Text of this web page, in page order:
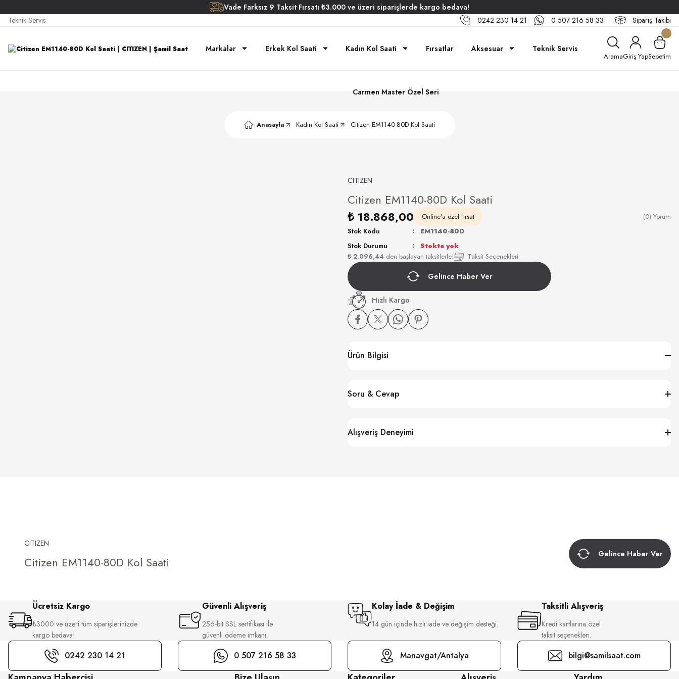
Vade Farksız 9 Taksit Fırsatı ₺3.000 ve üzeri siparişlerde kargo bedava!
Teknik Servis
0242 230 14 21 0 507 216 58 33 Sipariş Takibi
Markalar Erkek Kol Saati Kadın Kol Saati Fırsatlar Aksesuar Teknik Servis
Carmen Master Özel Seri
AramaGiriş YapSepetim
Anasayfa Kadın Kol Saati Citizen EM1140-80D Kol Saati
CITIZEN
Citizen EM1140-80D Kol Saati
₺ 18.868,00
Online'a özel fırsat (0) Yorum
₺ 2.096,44 den başlayan taksitlerle! Taksit Seçenekleri
Stok Kodu
EM1140-80D
Stok Durumu
Stokta yok
Gelince Haber Ver
Hızlı Kargo
Ürün Bilgisi
Soru & Cevap
Alışveriş Deneyimi
CITIZEN
Citizen EM1140-80D Kol Saati
Gelince Haber Ver
Ücretsiz Kargo
₺3000 ve üzeri tüm siparişlerinizde
kargo bedava!
Güvenli Alışveriş
256-bit SSL sertifikası ile
güvenli ödeme imkanı.
Kolay İade & Değişim
14 gün içinde hızlı iade ve değişim desteği.
Taksitli Alışveriş
Kredi kartlarına özel
taksit seçenekleri.
0242 230 14 21 0 507 216 58 33 Manavgat/Antalya bilgi@samilsaat.com